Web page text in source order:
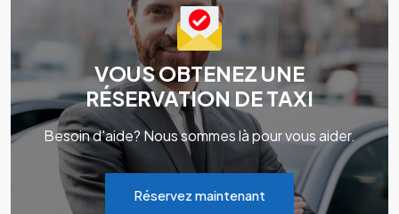
VOUS OBTENEZ UNE
RÉSERVATION DE TAXI
Besoin d'aide? Nous sommes là pour vous aider.
Réservez maintenant